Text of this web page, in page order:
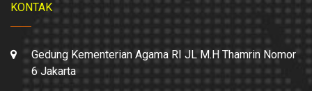
KONTAK
Gedung Kementerian Agama RI JL M.H Thamrin Nomor
6 Jakarta